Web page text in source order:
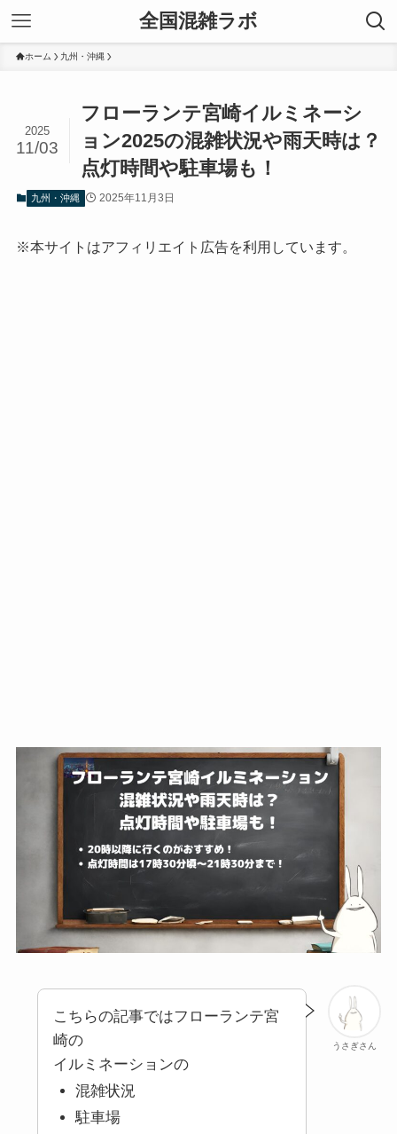
全国混雑ラボ
ホーム 九州・沖縄
フローランテ宮崎イルミネーシ
ョン2025の混雑状況や雨天時は？
点灯時間や駐車場も！
2025
11/03
九州・沖縄 2025年11月3日
※本サイトはアフィリエイト広告を利用しています。
うさぎさん
こちらの記事ではフローランテ宮
崎の
イルミネーションの
混雑状況
駐車場